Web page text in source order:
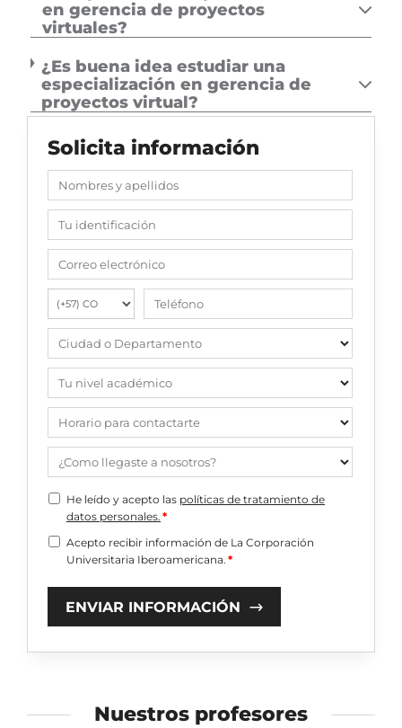
en gerencia de proyectos
virtuales?
¿Es buena idea estudiar una
especialización en gerencia de
proyectos virtual?
Solicita información
Nombres y apellidos
Tu identificación
Correo electrónico
Teléfono
Ciudad o Departamento
Tu nivel académico
Horario para contactarte
¿Como llegaste a nosotros?
He leído y acepto las políticas de tratamiento de
datos personales. *
Acepto recibir información de La Corporación
Universitaria Iberoamericana. *
ENVIAR INFORMACIÓN
Nuestros profesores